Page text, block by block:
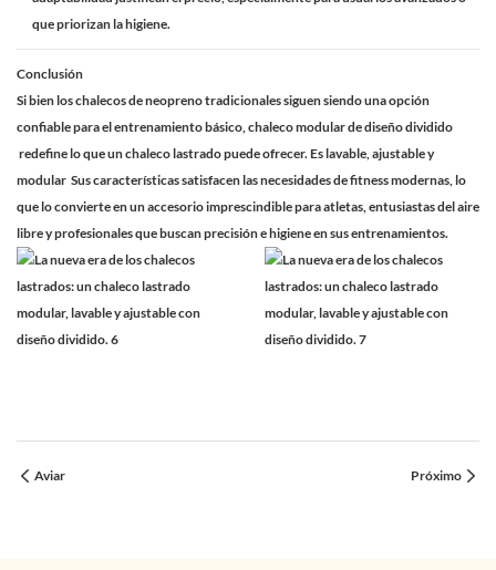
que priorizan la higiene.
Conclusión
Si bien los chalecos de neopreno tradicionales siguen siendo una opción
confiable para el entrenamiento básico,chaleco modular de diseño dividido
redefine lo que un chaleco lastrado puede ofrecer. Es lavable, ajustable y
modular Sus características satisfacen las necesidades de fitness modernas, lo
que lo convierte en un accesorio imprescindible para atletas, entusiastas del aire
libre y profesionales que buscan precisión e higiene en sus entrenamientos.
Aviar Próximo